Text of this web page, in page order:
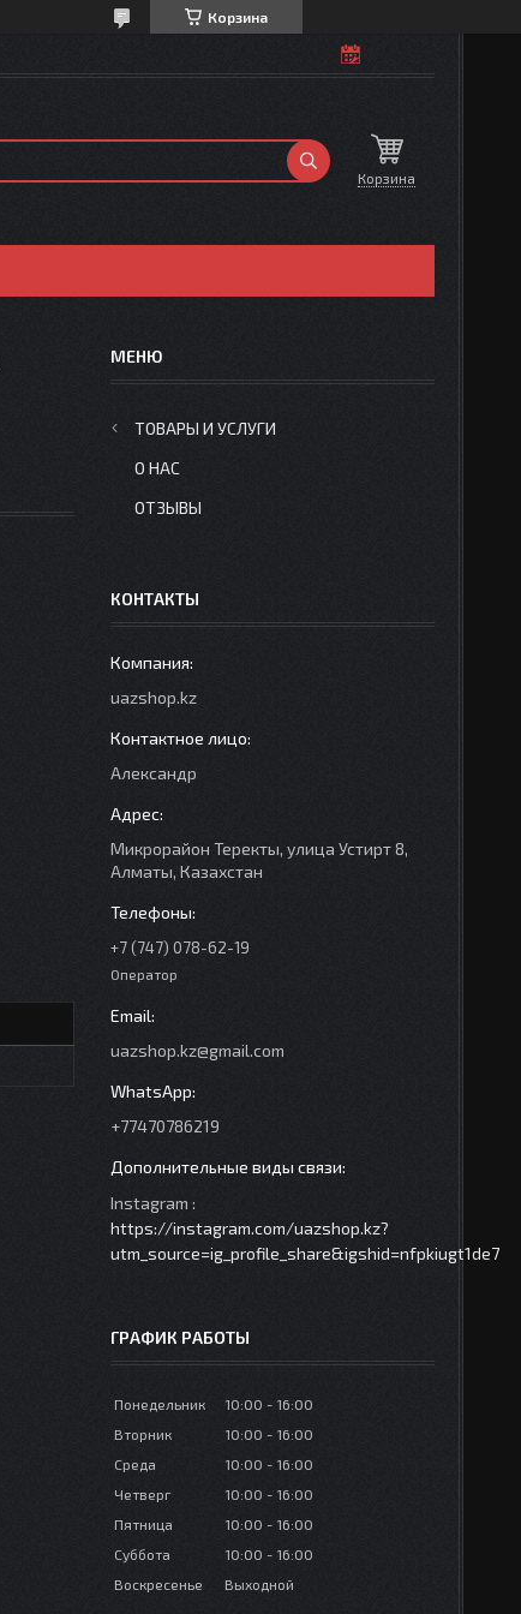
Корзина
Корзина
ТОВАРЫ И УСЛУГИ
О НАС
ОТЗЫВЫ
КОНТАКТЫ
uazshop.kz
Александр
Микрорайон Теректы, улица Устирт 8,
Алматы, Казахстан
+7 (747) 078-62-19
Оператор
uazshop.kz@gmail.com
+77470786219
Instagram
https://instagram.com/uazshop.kz?
utm_source=ig_profile_share&igshid=nfpkiugt1de7
ГРАФИК РАБОТЫ
Понедельник 10:00
16:00
Вторник
10:00
16:00
Среда
10:00
16:00
Четверг
10:00
16:00
Пятница
10:00
16:00
Суббота
10:00
16:00
Воскресенье
Выходной